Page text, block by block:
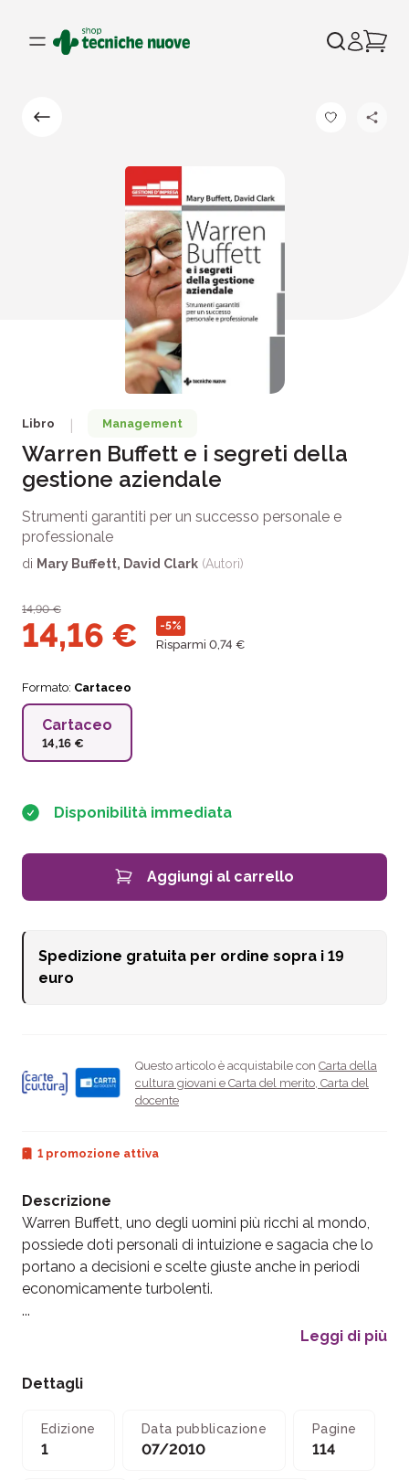
Libro Management
Warren Buffett e i segreti della
gestione aziendale
Strumenti garantiti per un successo personale e
professionale
di Mary Buffett, David Clark (Autori)
14,90€
14,16 € -5%
Risparmi 0,74 €
Formato: Cartaceo
Cartaceo
14,16 €
Disponibilità immediata
Aggiungi al carrello
Spedizione gratuita per ordine sopra i 19
euro
Questo articolo è acquistabile con Carta della
cultura giovani e Carta del merito Carta del
docente
1 promozione attiva
Descrizione
Warren Buffett, uno degli uomini più ricchi al mondo,
possiede doti personali di intuizione e sagacia che lo
portano a decisioni e scelte giuste anche in periodi
economicamente turbolenti.
...
Leggi di più
Dettagli
Edizione
1
Data pubblicazione
07/2010
Pagine
114